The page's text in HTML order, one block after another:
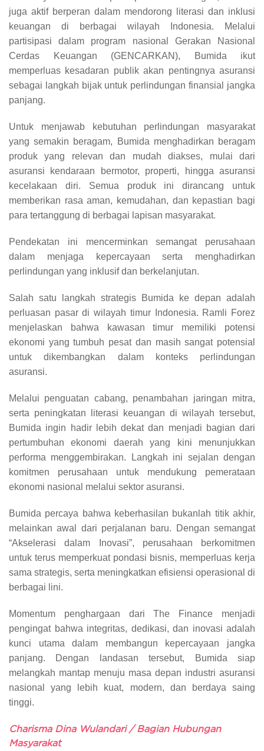
juga aktif berperan dalam mendorong literasi dan inklusi
keuangan di berbagai wilayah Indonesia. Melalui
partisipasi dalam program nasional Gerakan Nasional
Cerdas Keuangan (GENCARKAN), Bumida ikut
memperluas kesadaran publik akan pentingnya asuransi
sebagai langkah bijak untuk perlindungan finansial jangka
panjang.
Untuk menjawab kebutuhan perlindungan masyarakat
yang semakin beragam, Bumida menghadirkan beragam
produk yang relevan dan mudah diakses, mulai dari
asuransi kendaraan bermotor, properti, hingga asuransi
kecelakaan diri. Semua produk ini dirancang untuk
memberikan rasa aman, kemudahan, dan kepastian bagi
para tertanggung di berbagai lapisan masyarakat.
Pendekatan ini mencerminkan semangat perusahaan
dalam menjaga kepercayaan serta menghadirkan
perlindungan yang inklusif dan berkelanjutan.
Salah satu langkah strategis Bumida ke depan adalah
perluasan pasar di wilayah timur Indonesia. Ramli Forez
menjelaskan bahwa kawasan timur memiliki potensi
ekonomi yang tumbuh pesat dan masih sangat potensial
untuk dikembangkan dalam konteks perlindungan
asuransi.
Melalui penguatan cabang, penambahan jaringan mitra,
serta peningkatan literasi keuangan di wilayah tersebut,
Bumida ingin hadir lebih dekat dan menjadi bagian dari
pertumbuhan ekonomi daerah yang kini menunjukkan
performa menggembirakan. Langkah ini sejalan dengan
komitmen perusahaan untuk mendukung pemerataan
ekonomi nasional melalui sektor asuransi.
Bumida percaya bahwa keberhasilan bukanlah titik akhir,
melainkan awal dari perjalanan baru. Dengan semangat
“Akselerasi dalam Inovasi”, perusahaan berkomitmen
untuk terus memperkuat pondasi bisnis, memperluas kerja
sama strategis, serta meningkatkan efisiensi operasional di
berbagai lini.
Momentum penghargaan dari The Finance menjadi
pengingat bahwa integritas, dedikasi, dan inovasi adalah
kunci utama dalam membangun kepercayaan jangka
panjang. Dengan landasan tersebut, Bumida siap
melangkah mantap menuju masa depan industri asuransi
nasional yang lebih kuat, modern, dan berdaya saing
tinggi.
Charisma Dina Wulandari / Bagian Hubungan
Masyarakat